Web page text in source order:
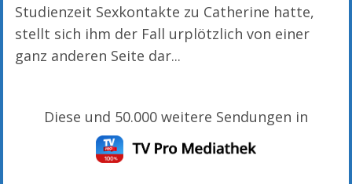
Studienzeit Sexkontakte zu Catherine hatte,
stellt sich ihm der Fall urplötzlich von einer
ganz anderen Seite dar...
Diese und 50.000 weitere Sendungen in